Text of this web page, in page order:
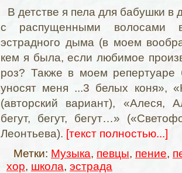
В детстве я пела для бабушки
с распущенными волосами
эстрадного дыма (в моем
кем я была, если любимое
роз? Также в моем
уносят меня ...3 белых коня»,
(авторский вариант),
бегут, бегут, бегут…»
Леонтьева). [текст полностью...]
Метки: Музыка, певцы, пение,
хор, школа, эстрада